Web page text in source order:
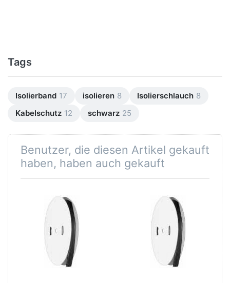
Tags
Isolierband 17 isolieren 8 Isolierschlauch 8
Kabelschutz 12 schwarz 25
Benutzer, die diesen Artikel gekauft
haben, haben auch gekauft